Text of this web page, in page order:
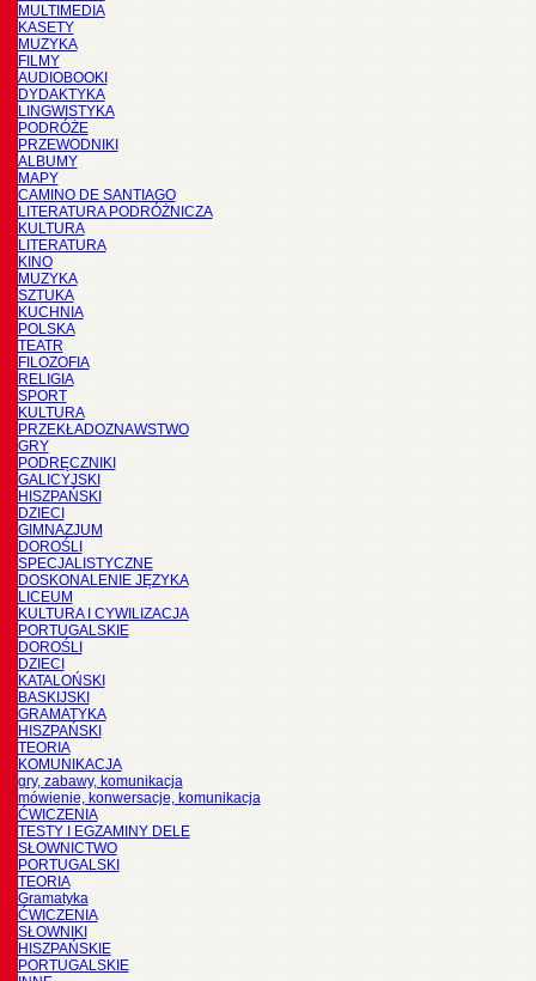
MULTIMEDIA
KASETY
MUZYKA
FILMY
AUDIOBOOKI
DYDAKTYKA
LINGWISTYKA
PODRÓŻE
PRZEWODNIKI
ALBUMY
MAPY
CAMINO DE SANTIAGO
LITERATURA PODRÓŻNICZA
KULTURA
LITERATURA
KINO
MUZYKA
SZTUKA
KUCHNIA
POLSKA
TEATR
FILOZOFIA
RELIGIA
SPORT
KULTURA
PRZEKŁADOZNAWSTWO
GRY
PODRĘCZNIKI
GALICYJSKI
HISZPAŃSKI
DZIECI
GIMNAZJUM
DOROŚLI
SPECJALISTYCZNE
DOSKONALENIE JĘZYKA
LICEUM
KULTURA I CYWILIZACJA
PORTUGALSKIE
DOROŚLI
DZIECI
KATALOŃSKI
BASKIJSKI
GRAMATYKA
HISZPAŃSKI
TEORIA
KOMUNIKACJA
gry, zabawy, komunikacja
mówienie, konwersacje, komunikacja
ĆWICZENIA
TESTY I EGZAMINY DELE
SŁOWNICTWO
PORTUGALSKI
TEORIA
Gramatyka
ĆWICZENIA
SŁOWNIKI
HISZPAŃSKIE
PORTUGALSKIE